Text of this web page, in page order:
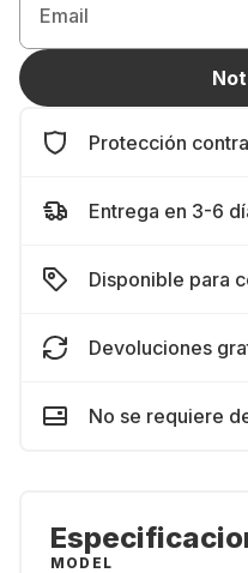
Email
Protección
Entrega en 3-6
Disponible para
Devoluciones
No se requiere
MODEL